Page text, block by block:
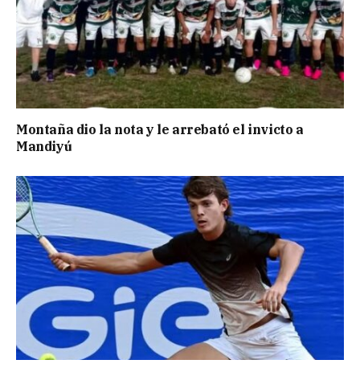
Montaña dio la nota y le arrebató el invicto a
Mandiyú